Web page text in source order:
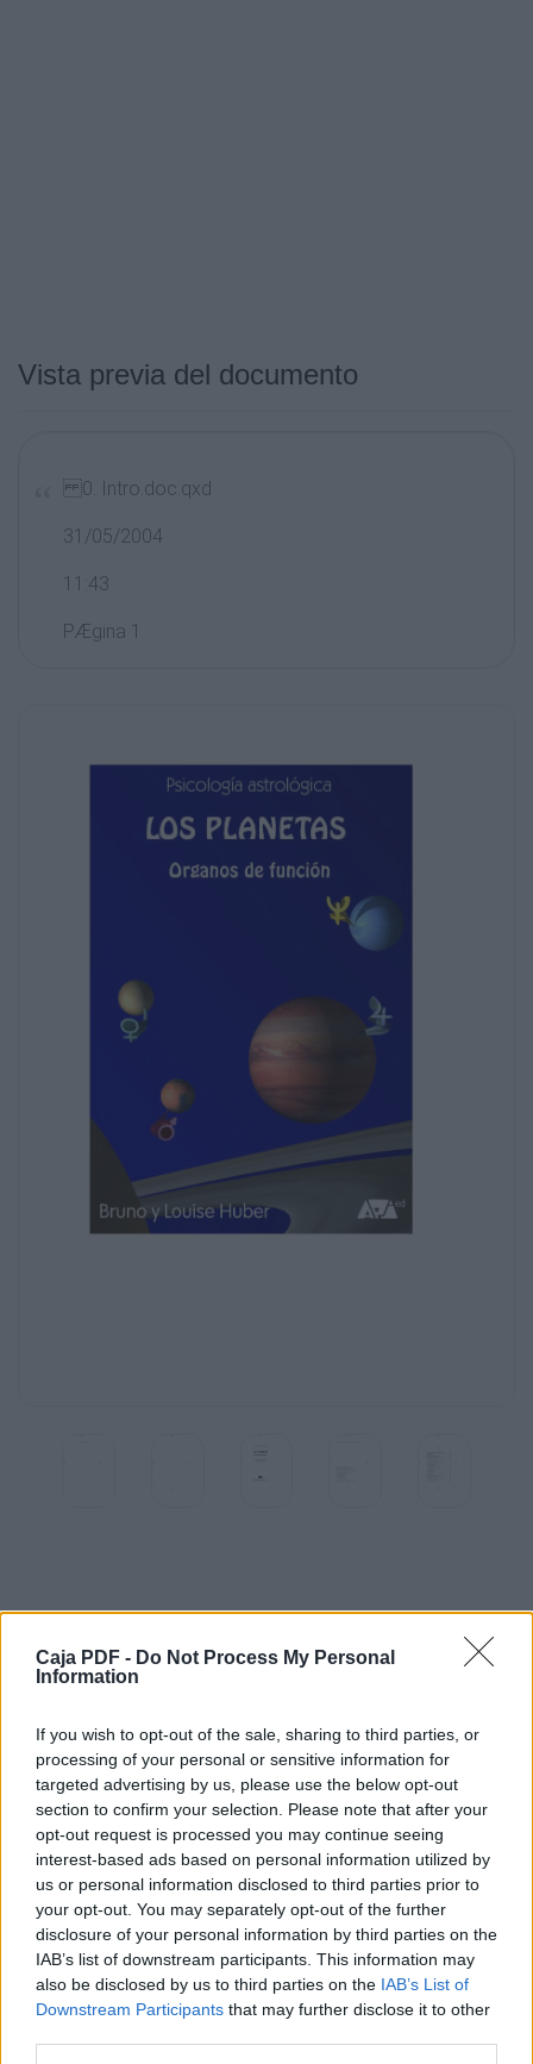
Caja PDF - Do Not Process My Personal
Information
If you wish to opt-out of the sale, sharing to third parties, or
processing of your personal or sensitive information for
targeted advertising by us, please use the below opt-out
section to confirm your selection. Please note that after your
opt-out request is processed you may continue seeing
interest-based ads based on personal information utilized by
us or personal information disclosed to third parties prior to
your opt-out. You may separately opt-out of the further
disclosure of your personal information by third parties on the
IAB’s list of downstream participants. This information may
also be disclosed by us to third parties on the IAB’s List of
Downstream Participants that may further disclose it to other
Vista previa del documento
0. Intro.doc.qxd
31/05/2004
11:43
PÆgina 1
Bruno y Louise Huber
Los planetas
Órganos de función
Capacidades y herramientas
psicología astrológica
Título original: Planeten als Funktionsorgane
Editor original: API-Verlag, Adliswil/Zürich
de Andrés Schmidt,
Michèle Petermann y Ángela Wilfart
© 2002, API Verlag, Michael Huber, CH-8134,
Adliswil
© 2004, API Ediciones España, S.L.
C/ Santa Bárbara 54, Bajos
08210 Barberá del Vallés
www.api-ediciones.com
ISBN 84-932790-6-4
Depósito legal: B.29236-2004
Maquetación: José Antonio Rodríguez
Impresión: Novagràfik, S.L. 08110 Montcada i
Reixac
Descargar el documento (PDF)